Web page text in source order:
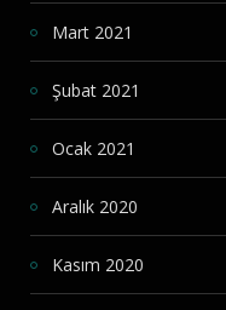
Mart 2021
Şubat 2021
Ocak 2021
Aralık 2020
Kasım 2020